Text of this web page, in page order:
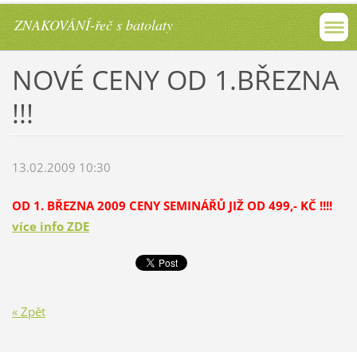
ZNAKOVÁNÍ-řeč s batolaty
NOVÉ CENY OD 1.BŘEZNA
!!!
13.02.2009 10:30
OD 1. BŘEZNA 2009 CENY SEMINÁŘŮ JIŽ OD 499,- KČ !!!!
více info ZDE
« Zpět